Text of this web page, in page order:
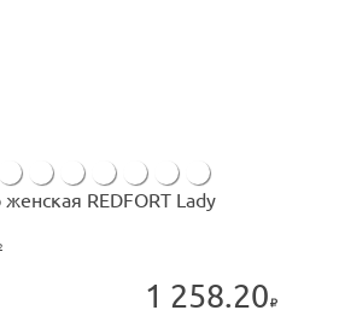
REDFORT Lady
1 258.20